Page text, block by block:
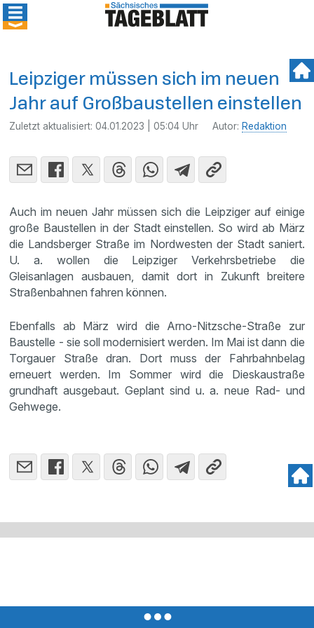
Leipziger müssen sich im neuen
Jahr auf Großbaustellen einstellen
Zuletzt aktualisiert:04.01.2023 | 05:04 Uhr Autor: Redaktion
Auch im neuen Jahr müssen sich die Leipziger auf einige
große Baustellen in der Stadt einstellen. So wird ab März
die Landsberger Straße im Nordwesten der Stadt saniert.
U. a. wollen die Leipziger Verkehrsbetriebe die
Gleisanlagen ausbauen, damit dort in Zukunft breitere
Straßenbahnen fahren können.
Ebenfalls ab März wird die Arno-Nitzsche-Straße zur
Baustelle - sie soll modernisiert werden. Im Mai ist dann die
Torgauer Straße dran. Dort muss der Fahrbahnbelag
erneuert werden. Im Sommer wird die Dieskaustraße
grundhaft ausgebaut. Geplant sind u. a. neue Rad- und
Gehwege.